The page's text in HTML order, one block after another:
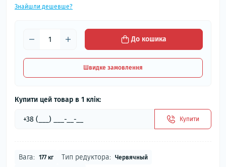
Знайшли дешевше?
До кошика
Швидке замовлення
Купити цей товар в 1 клік:
Купити
Вага: 177 кг Тип редуктора: Червячный